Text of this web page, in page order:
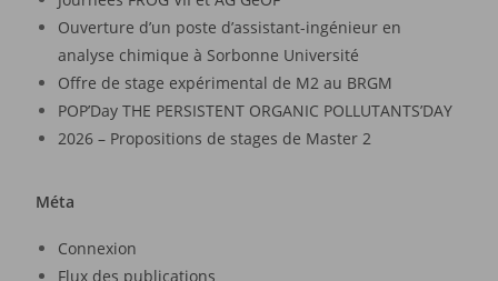
Ouverture d’un poste d’assistant-ingénieur en
analyse chimique à Sorbonne Université
Offre de stage expérimental de M2 au BRGM
POP’Day THE PERSISTENT ORGANIC POLLUTANTS’DAY
2026 – Propositions de stages de Master 2
Méta
Connexion
Flux des publications